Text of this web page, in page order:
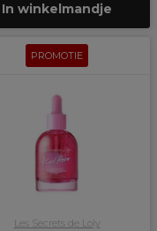
In winkelmandje
PROMOTIE
Les Secrets de Loly